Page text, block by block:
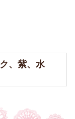
、紫、水